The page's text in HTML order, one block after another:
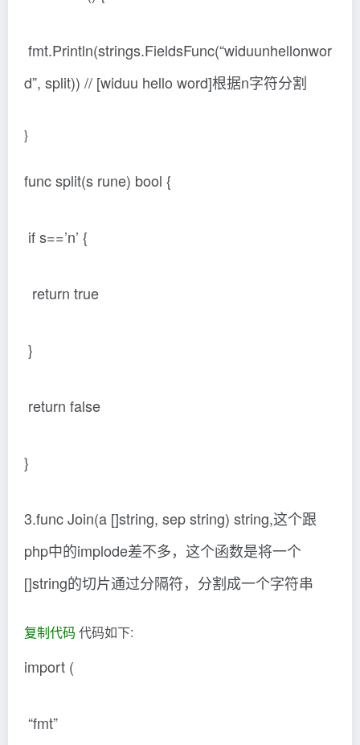
fmt.Println(strings.FieldsFunc(“widuunhellonwor
d”, split)) // [widuu hello word]根据n字符分割
}
func split(s rune) bool {
if s==’n’ {
return true
}
return false
}
3.func Join(a []string, sep string) string,这个跟
php中的implode差不多，这个函数是将一个
[]string的切片通过分隔符，分割成一个字符串
复制代码 代码如下:
import (
“fmt”